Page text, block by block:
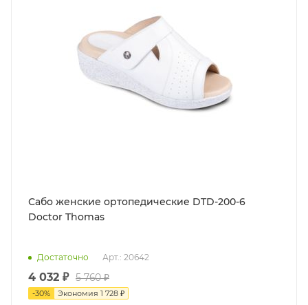
Сабо женские ортопедические DTD-200-6
Doctor Thomas
Достаточно Арт.: 20642
4 032 ₽ 5 760 ₽
-30% Экономия 1 728 ₽